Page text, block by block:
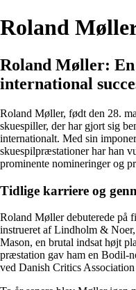
Roland
Roland Møller: En
international
Roland Møller, født den 28.
skuespiller, der har gjort sig
internationalt. Med sin
skuespilpræstationer har han
prominente nomineringer og
Tidlige karriere og
Roland Møller debuterede på
instrueret af Lindholm &
Mason, en brutal indsat højt
præstation gav ham en Bodil-
ved Danish Critics